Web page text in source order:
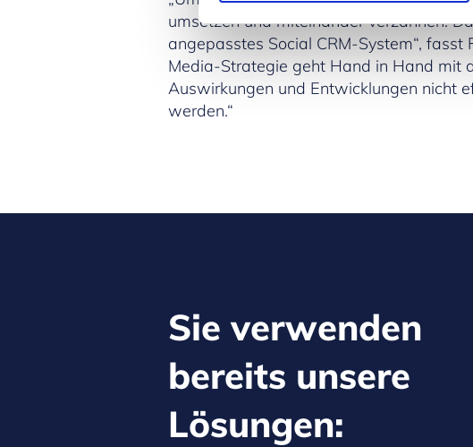
umsetzen und miteinander verzahnen.
angepasstes Social CRM-System“, fasst
Media-Strategie geht Hand in Hand mit
Auswirkungen und Entwicklungen nicht
werden.“
Sie verwenden
bereits unsere
Lösungen: